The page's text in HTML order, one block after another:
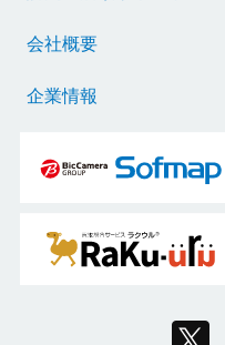
会社概要
企業情報